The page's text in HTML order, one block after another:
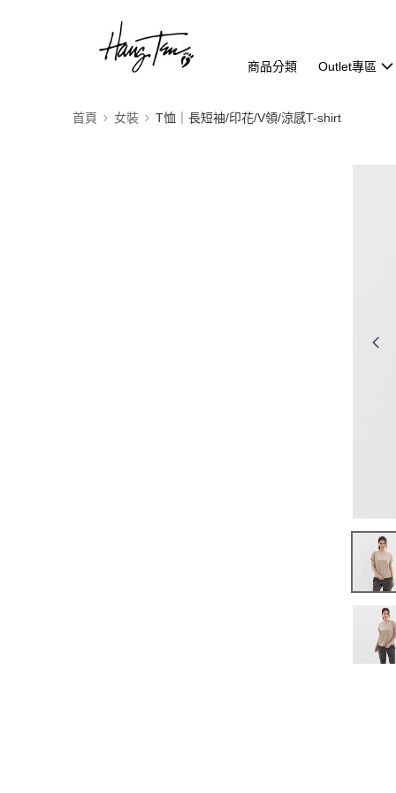
商品分類 Outlet專區
首頁 女裝 T恤｜長短袖/印花/V領/涼感T-shirt